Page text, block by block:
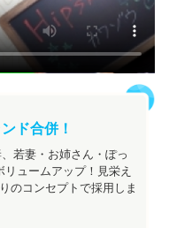
ド合併！
若妻・お姉さん・ぽっ
ュームアップ！見栄え
のコンセプトで採用しま